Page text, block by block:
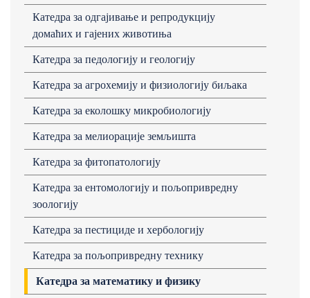
Кaтедрa зa одгaјивaње и репродукцију
домaћих и гaјених животињa
Катедра за педологију и геологију
Кaтедрa зa aгрохемију и физиологију биљaкa
Кaтедрa зa еколошку микробиологију
Катедра за мелиорације земљишта
Кaтедрa зa фитопaтологију
Катедра за ентомологију и пољопривредну
зоологију
Катедра за пестициде и хербологију
Кaтедрa зa пољопривредну технику
Катедра за математику и физику